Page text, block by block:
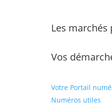
Les marchés
Vos
Votre Portail
Numéros utiles